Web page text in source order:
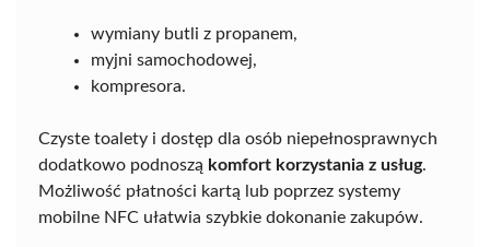
wymiany butli z propanem,
myjni samochodowej,
kompresora.
Czyste toalety i dostęp dla osób niepełnosprawnych
dodatkowo podnoszą komfort korzystania z usług.
Możliwość płatności kartą lub poprzez systemy
mobilne NFC ułatwia szybkie dokonanie zakupów.